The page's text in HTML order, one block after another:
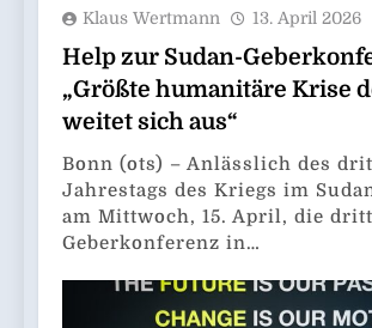
Klaus Wertmann 13. April 2026
Help zur Sudan-
„Größte humanitäre Krise
weitet sich aus“
Bonn (ots) – Anlässlich des
Jahrestags des Kriegs im
am Mittwoch, 15. April, die
Geberkonferenz in…